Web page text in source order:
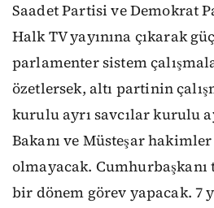
Saadet Partisi ve Demokrat
Halk TV yayınına çıkarak
parlamenter sistem
özetlersek, altı partinin
kurulu ayrı savcılar kurulu
Bakanı ve Müsteşar
olmayacak. Cumhurbaşkanı
bir dönem görev yapacak. 7